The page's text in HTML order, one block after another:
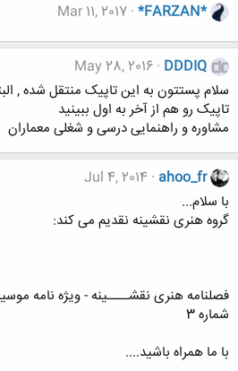
*FARZAN*
Mar 11, 2017
DDDIQ
May 28, 2016
سلام پستتون به این تاپیک منتقل شده ,
تاپیک رو هم از آخر به اول ببینید
مشاوره و راهنمایی درسی و شغلی معماران
ahoo_fr
Jul 4, 2014
با سلام...
گروه هنری نقشینه نقدیم می کند:
شماره 3
با ما همراه باشید....